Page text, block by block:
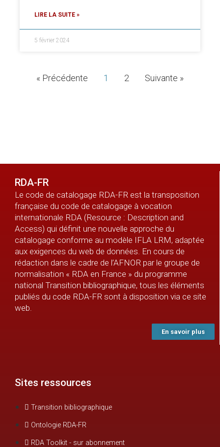
LIRE LA SUITE »
5 février 2024
« Précédente 1 2 Suivante »
RDA-FR
Le code de catalogage RDA-FR est la transposition
française du code de catalogage à vocation
internationale RDA (Resource : Description and
Access) qui définit une nouvelle approche du
catalogage conforme au modèle IFLA LRM, adaptée
aux exigences du web de données. En cours de
rédaction dans le cadre de l’AFNOR par le groupe de
normalisation « RDA en France » du programme
national Transition bibliographique, tous les éléments
publiés du code RDA-FR sont à disposition via ce site
web.
En savoir plus
Sites ressources
Transition bibliographique
Ontologie RDA-FR
RDA Toolkit - sur abonnement